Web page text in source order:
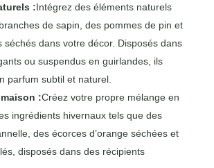
:Intégrez des éléments naturels
de sapin, des pommes de pin et
séchés dans votre décor. Disposés dans
ou suspendus en guirlandes, ils
parfum subtil et naturel.
:Créez votre propre mélange en
ingrédients hivernaux tels que des
des écorces d’orange séchées et
disposés dans des récipients